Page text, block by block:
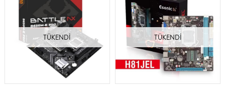
TÜKENDI TÜKENDI